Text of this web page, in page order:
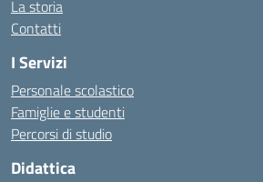
La storia
Contatti
I Servizi
Personale scolastico
Famiglie e studenti
Percorsi di studio
Didattica